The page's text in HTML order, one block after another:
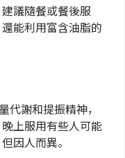
議隨餐或餐後服
能利用富含油脂的
謝和提振精神，
上服用有些人可能
因人而異。